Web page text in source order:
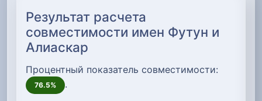
Результат расчета
совместимости имен Футун и
Алиаскар
Процентный показатель совместимости:
76.5% .